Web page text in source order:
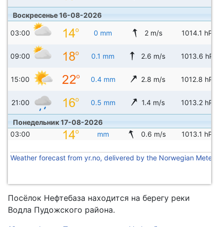
Воскресенье 16-08-2026
03:00 0 mm 2 m/s 1014.1 hPa
09:00 0.1 mm 2.6 m/s 1013.6 hPa
15:00 0.4 mm 2.8 m/s 1012.8 hPa
21:00 0.5 mm 1.4 m/s 1013.2 hPa
Понедельник 17-08-2026
03:00
mm 0.6 m/s 1013.1 hPa
Weather forecast from yr.no, delivered by the Norwegian
Посёлок Нефтебаза находится на берегу реки
Водла Пудожского района.